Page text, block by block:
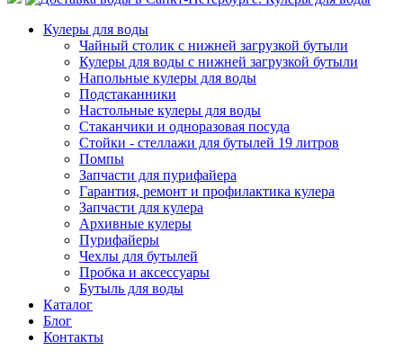
Кулеры для воды
Чайный столик с нижней загрузкой бутыли
Кулеры для воды с нижней загрузкой бутыли
Напольные кулеры для воды
Подстаканники
Настольные кулеры для воды
Стаканчики и одноразовая посуда
Стойки - стеллажи для бутылей 19 литров
Помпы
Запчасти для пурифайера
Гарантия, ремонт и профилактика кулера
Запчасти для кулера
Архивные кулеры
Пурифайеры
Чехлы для бутылей
Пробка и аксессуары
Бутыль для воды
Каталог
Блог
Контакты